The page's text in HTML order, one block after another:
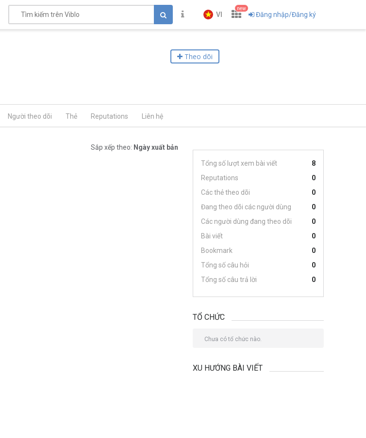
VI
new
Đăng nhập/Đăng ký
Theo dõi
Người theo dõi Thẻ Reputations Liên hệ
Sắp xếp theo: Ngày xuất bản
Tổng số lượt xem bài viết
8
Reputations
0
Các thẻ theo dõi
0
Đang theo dõi các người dùng
0
Các người dùng đang theo dõi
0
Bài viết
0
Bookmark
0
Tổng số câu hỏi
0
Tổng số câu trả lời
0
TỔ CHỨC
Chưa có tổ chức nào.
XU HƯỚNG BÀI VIẾT